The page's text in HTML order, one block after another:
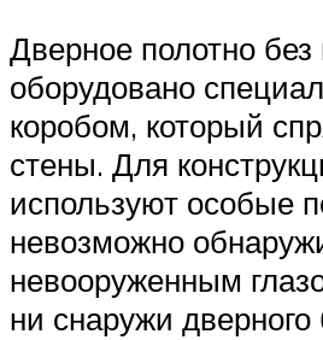
Дверное полотно
оборудовано
коробом, который
стены. Для
используют особые
невозможно
невооруженным
ни снаружи дверного